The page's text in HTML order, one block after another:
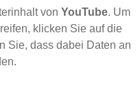
von YouTube. Um
klicken Sie auf die
Sie, dass dabei Daten an